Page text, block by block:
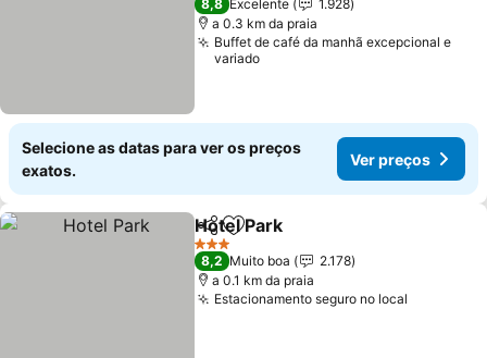
8,8 Excelente
1.928
a 0.3 km da praia
Buffet de café da manhã excepcional e
variado
Selecione as datas para ver os preços
exatos.
Ver preços
PartilharAdicionar aos favoritos
Hotel Park
3 Estrelas
8,2 Muito boa
2.178
a 0.1 km da praia
Estacionamento seguro no local